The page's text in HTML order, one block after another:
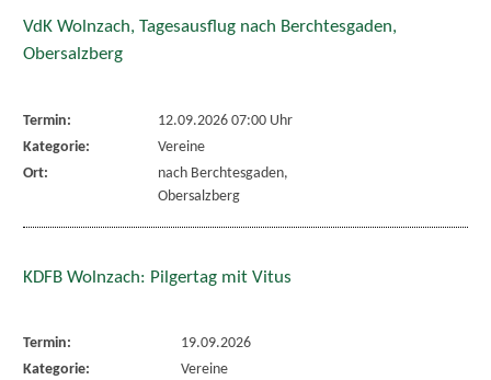
VdK Wolnzach, Tagesausflug nach Berchtesgaden,
Obersalzberg
Termin:
12.09.2026 07:00 Uhr
Kategorie:
Vereine
Ort:
nach Berchtesgaden,
Obersalzberg
KDFB Wolnzach: Pilgertag mit Vitus
Termin:
19.09.2026
Kategorie:
Vereine